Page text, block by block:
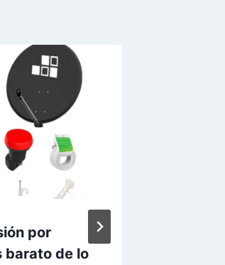
por
barato de lo